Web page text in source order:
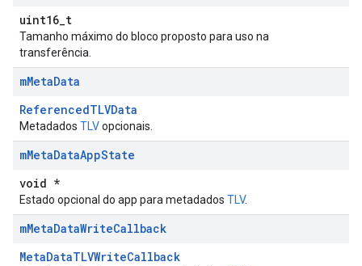
uint16_t
Tamanho máximo do bloco proposto para uso na
transferência.
mMetaData
ReferencedTLVData
Metadados TLVopcionais.
mMetaDataAppState
void *
Estado opcional do app para metadados TLV.
mMetaDataWriteCallback
MetaDataTLVWriteCallback